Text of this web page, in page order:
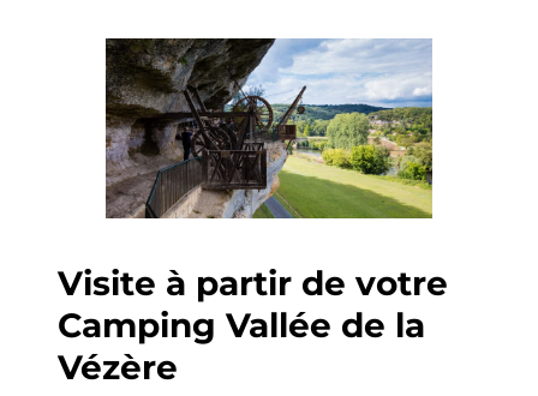
Visite à partir de votre
Camping Vallée de la
Vézère